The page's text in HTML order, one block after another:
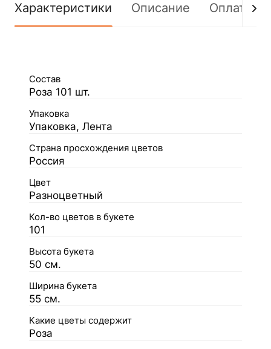
Характеристики Описание Оплата
Состав
Роза 101 шт.
Упаковка
Упаковка, Лента
Страна просхождения цветов
Россия
Цвет
Разноцветный
Кол-во цветов в букете
101
Высота букета
50 см.
Ширина букета
55 см.
Какие цветы содержит
Роза